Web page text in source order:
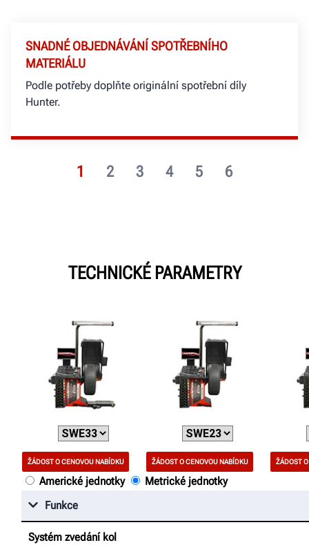
1 2 3 4 5 6
SNADNÉ OBJEDNÁVÁNÍ SPOTŘEBNÍHO
MATERIÁLU
Podle potřeby doplňte originální spotřební díly
Hunter.
TECHNICKÉ PARAMETRY
ŽÁDOST O CENOVOU NABÍDKU ŽÁDOST O CENOVOU NABÍDKU ŽÁDOST
Americké jednotky
Metrické jednotky
Funkce
Systém zvedání kol